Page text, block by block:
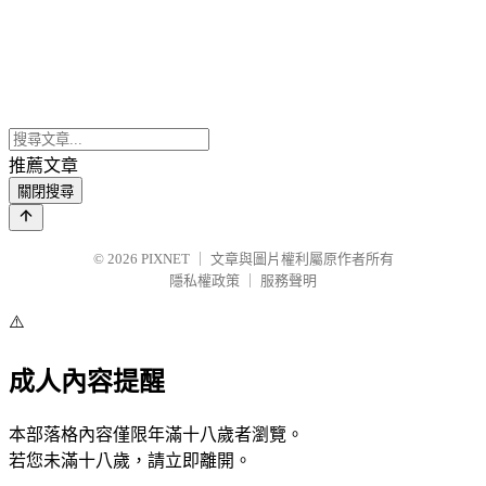
推薦文章
關閉搜尋
© 2026 PIXNET
文章與圖片權利屬原作者所有
隱私權政策
服務聲明
⚠️
成人內容提醒
本部落格內容僅限年滿十八歲者瀏覽。
若您未滿十八歲，請立即離開。